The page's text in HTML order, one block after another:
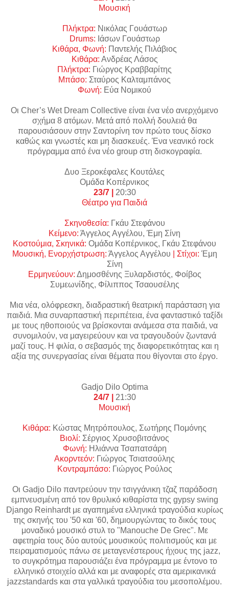
Μουσική
Πλήκτρα: Νικόλας Γουάστωρ
Drums: Ιάσων Γουάστωρ
Κιθάρα, Φωνή: Παντελής Πιλάβιος
Κιθάρα: Ανδρέας Λάσος
Πλήκτρα: Γιώργος Κραββαρίτης
Μπάσο: Σταύρος Καλταμπάνος
Φωνή: Εύα Νομικού
Oι Cher’s Wet Dream Collective είναι ένα νέο ανερχόμενο
σχήμα 8 ατόμων. Μετά από πολλή δουλειά θα
παρουσιάσουν στην Σαντορίνη τον πρώτο τους δίσκο
καθώς και γνωστές και μη διασκευές. Ένα νεανικό rock
πρόγραμμα από ένα νέο group στη δισκογραφία.
Δυο Ξεροκέφαλες Κουτάλες
Ομάδα Κοπέρνικος
23/7 | 20:30
Θέατρο για Παιδιά
Σκηνοθεσία: Γκάυ Στεφάνου
Κείμενο: Άγγελος Αγγέλου, Έμη Σίνη
Κοστούμια, Σκηνικά: Ομάδα Κοπέρνικος, Γκάυ Στεφάνου
Μουσική, Ενορχήστρωση: Άγγελος Αγγέλου | Στίχοι: Έμη
Σίνη
Ερμηνεύουν: Δημοσθένης Ξυλαρδιστός, Φοίβος
Συμεωνίδης, Φίλιππος Τσαουσέλης
Μια νέα, ολόφρεσκη, διαδραστική θεατρική παράσταση για
παιδιά. Μια συναρπαστική περιπέτεια, ένα φανταστικό ταξίδι
με τους ηθοποιούς να βρίσκονται ανάμεσα στα παιδιά, να
συνομιλούν, να μαγειρεύουν και να τραγουδούν ζωντανά
μαζί τους. Η φιλία, ο σεβασμός της διαφορετικότητας και η
αξία της συνεργασίας είναι θέματα που θίγονται στο έργο.
Gadjo Dilo Optima
24/7 | 21:30
Μουσική
Κιθάρα: Κώστας Μητρόπουλος, Σωτήρης Πομόνης
Βιολί: Σέργιος Χρυσοβιτσάνος
Φωνή: Ηλιάννα Τσαπατσάρη
Ακορντεόν: Γιώργος Τσιατσούλης
Κοντραμπάσο: Γιώργος Ρούλος
Οι Gadjo Dilo παντρεύουν την τσιγγάνικη τζαζ παράδοση
εμπνευσμένη από τον θρυλικό κιθαρίστα της gypsy swing
Django Reinhardt με αγαπημένα ελληνικά τραγούδια κυρίως
της σκηνής του '50 και '60, δημιουργώντας το δικός τους
μοναδικό μουσικό στυλ το "Manouche De Grec". Με
αφετηρία τους δύο αυτούς μουσικούς πολιτισμούς και με
πειραματισμούς πάνω σε μεταγενέστερους ήχους της jazz,
το συγκρότημα παρουσιάζει ένα πρόγραμμα με έντονο το
ελληνικό στοιχείο αλλά και με αναφορές στα αμερικανικά
jazzstandards και στα γαλλικά τραγούδια του μεσοπολέμου.